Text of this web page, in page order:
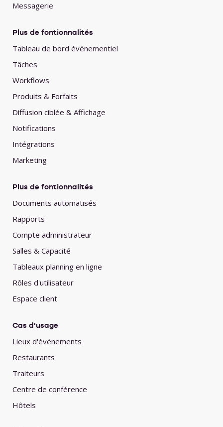
Messagerie
Plus de fontionnalités
Tableau de bord événementiel
Tâches
Workflows
Produits & Forfaits
Diffusion ciblée & Affichage
Notifications
Intégrations
Marketing
Plus de fontionnalités
Documents automatisés
Rapports
Compte administrateur
Salles & Capacité
Tableaux planning en ligne
Rôles d'utilisateur
Espace client
Cas d'usage
Lieux d'événements
Restaurants
Traiteurs
Centre de conférence
Hôtels